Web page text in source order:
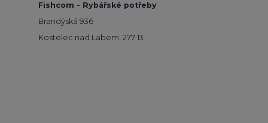
Fishcom - Rybářské potřeby
Brandýská 936
Kostelec nad Labem, 277 13